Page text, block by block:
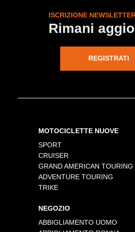
ISCRIZIONE
Rimani
REGISTRATI
MOTOCICLETTE NUOVE
SPORT
CRUISER
GRAND AMERICAN TOURING
ADVENTURE TOURING
TRIKE
NEGOZIO
ABBIGLIAMENTO UOMO